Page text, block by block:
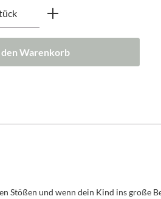
Gib den
den Warenkorb
Stößen und wenn dein Kind ins große